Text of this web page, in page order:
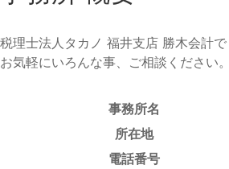
税理士法人タカノ 福井支店 勝木会計
お気軽にいろんな事、ご相談ください。
事務所名
所在地
電話番号